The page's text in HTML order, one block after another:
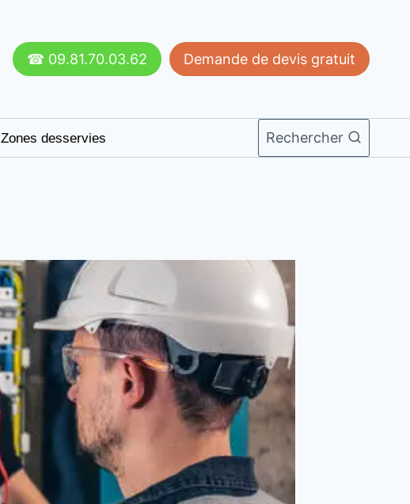
☎ 09.81.70.03.62 Demande de devis gratuit
Zones desservies Rechercher